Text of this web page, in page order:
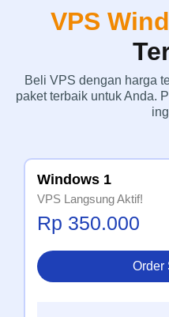
VPS
Beli VPS dengan harga
paket terbaik untuk Anda.
Windows 1
VPS Langsung Aktif!
Rp 350.000
Order